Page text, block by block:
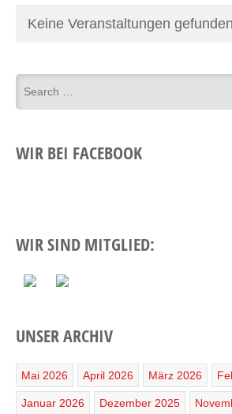
Keine Veranstaltungen
WIR BEI FACEBOOK
WIR SIND MITGLIED:
UNSER ARCHIV
Mai 2026 April 2026 März 2026
Januar 2026 Dezember 2025